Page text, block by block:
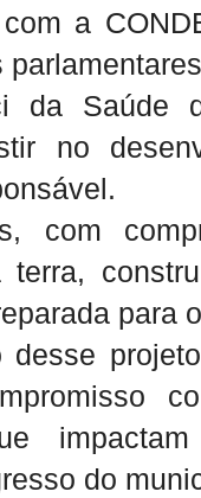
a
da Saúde
no
com
terra,
para
desse
do